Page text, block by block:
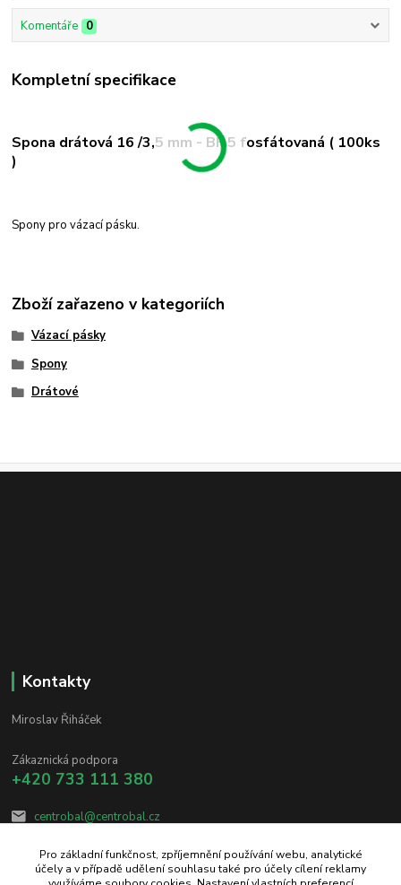
Komentáře 0
Kompletní specifikace
Spona drátová 16 /3,5 mm - BF 5 fosfátovaná ( 100ks
)
Spony pro vázací pásku.
Zboží zařazeno v kategoriích
Vázací pásky
Spony
Drátové
Kontakty
Miroslav Řiháček
Zákaznická podpora
+420 733 111 380
centrobal@centrobal.cz
Pro základní funkčnost, zpříjemnění používání webu, analytické
účely a v případě udělení souhlasu také pro účely cílení reklamy